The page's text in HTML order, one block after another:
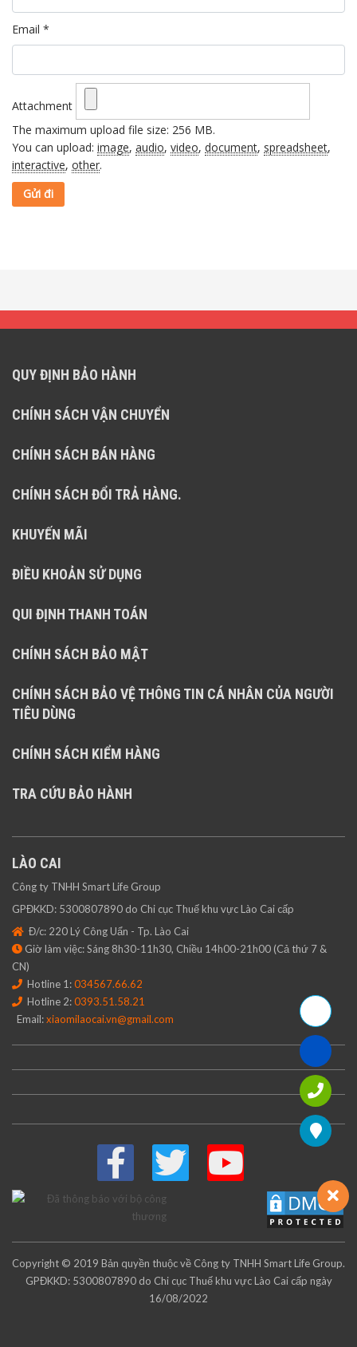
Email *
Attachment
The maximum upload file size: 256 MB.
You can upload: image, audio, video, document, spreadsheet,
interactive, other.
QUY ĐỊNH BẢO HÀNH
CHÍNH SÁCH VẬN CHUYỂN
CHÍNH SÁCH BÁN HÀNG
CHÍNH SÁCH ĐỔI TRẢ HÀNG.
KHUYẾN MÃI
ĐIỀU KHOẢN SỬ DỤNG
QUI ĐỊNH THANH TOÁN
CHÍNH SÁCH BẢO MẬT
CHÍNH SÁCH BẢO VỆ THÔNG TIN CÁ NHÂN CỦA NGƯỜI
TIÊU DÙNG
CHÍNH SÁCH KIỂM HÀNG
TRA CỨU BẢO HÀNH
LÀO CAI
Công ty TNHH Smart Life Group
GPĐKKD: 5300807890 do Chi cục Thuế khu vực Lào Cai cấp
Đ/c: 220 Lý Công Uẩn - Tp. Lào Cai
Giờ làm việc: Sáng 8h30-11h30, Chiều 14h00-21h00 (Cả thứ 7 &
CN)
Hotline 1:034567.66.62
Hotline 2:0393.51.58.21
Email:xiaomilaocai.vn@gmail.com
Copyright © 2019 Bản quyền thuộc về Công ty TNHH Smart Life Group.
GPĐKKD: 5300807890 do Chi cục Thuế khu vực Lào Cai cấp ngày
16/08/2022